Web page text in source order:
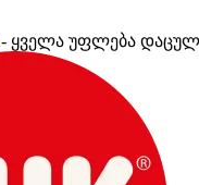
- ყველა უფლება